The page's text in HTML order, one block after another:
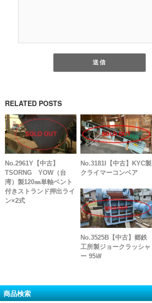
RELATED POSTS
No.2961Y【中古】
TSORNG YOW（台
湾）製120㎜単軸ベント
付きストランド押出ライ
ン×2式
No.3181I【中古】KYC製
クライマーコンベア
No.3525B【中古】郷鉄
工所製ジョークラッシャ
ー 95㎾
商品検索